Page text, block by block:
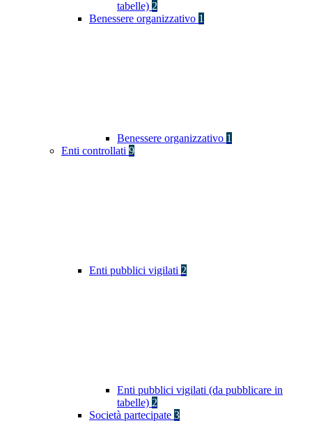
tabelle) 2
Benessere organizzativo 1
Benessere organizzativo 1
Enti controllati 9
Enti pubblici vigilati 2
Enti pubblici vigilati (da pubblicare in
tabelle) 2
Società partecipate 3